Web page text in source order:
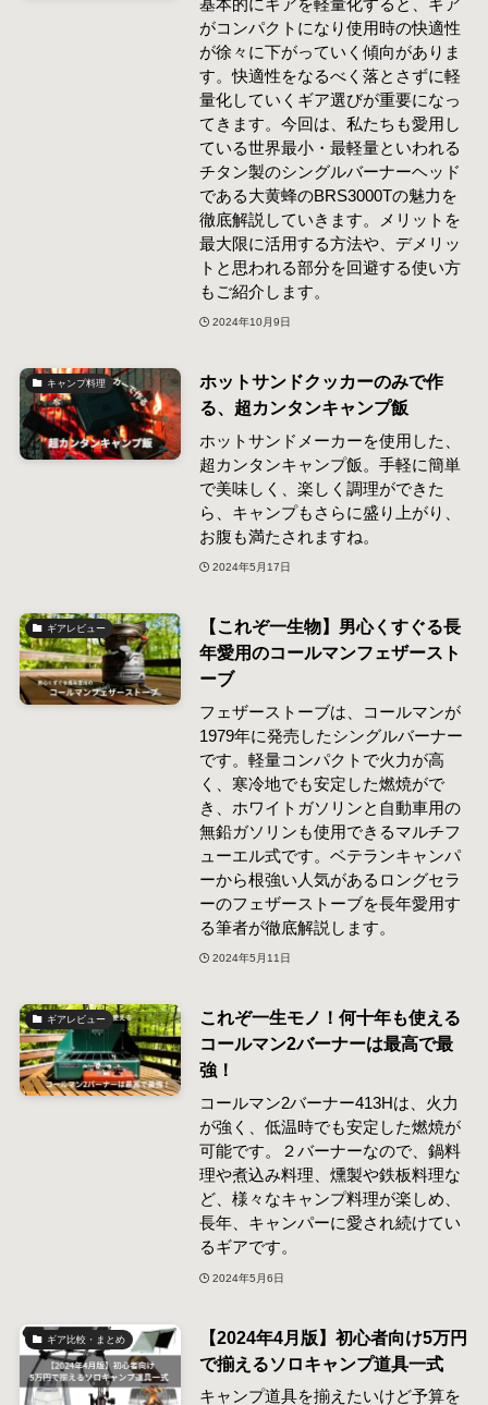
がコンパクトになり使用時の快適性
が徐々に下がっていく傾向がありま
す。快適性をなるべく落とさずに軽
量化していくギア選びが重要になっ
てきます。今回は、私たちも愛用し
ている世界最小・最軽量といわれる
チタン製のシングルバーナーヘッド
である大黄蜂のBRS3000Tの魅力を
徹底解説していきます。メリットを
最大限に活用する方法や、デメリッ
トと思われる部分を回避する使い方
もご紹介します。
2024年10月9日
キャンプ料理
ホットサンドクッカーのみで作
る、超カンタンキャンプ飯
ホットサンドメーカーを使用した、
超カンタンキャンプ飯。手軽に簡単
で美味しく、楽しく調理ができた
ら、キャンプもさらに盛り上がり、
お腹も満たされますね。
2024年5月17日
ギアレビュー
【これぞ一生物】男心くすぐる長
年愛用のコールマンフェザースト
ーブ
フェザーストーブは、コールマンが
1979年に発売したシングルバーナー
です。軽量コンパクトで火力が高
く、寒冷地でも安定した燃焼がで
き、ホワイトガソリンと自動車用の
無鉛ガソリンも使用できるマルチフ
ューエル式です。ベテランキャンパ
ーから根強い人気があるロングセラ
ーのフェザーストーブを長年愛用す
る筆者が徹底解説します。
2024年5月11日
ギアレビュー
これぞ一生モノ！何十年も使える
コールマン2バーナーは最高で最
強！
コールマン2バーナー413Hは、火力
が強く、低温時でも安定した燃焼が
可能です。２バーナーなので、鍋料
理や煮込み料理、燻製や鉄板料理な
ど、様々なキャンプ料理が楽しめ、
長年、キャンパーに愛され続けてい
るギアです。
2024年5月6日
ギア比較・まとめ
【2024年4月版】初心者向け5万円
で揃えるソロキャンプ道具一式
キャンプ道具を揃えたいけど予算を